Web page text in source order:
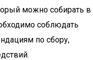
можно собирать в
соблюдать
по сбору,